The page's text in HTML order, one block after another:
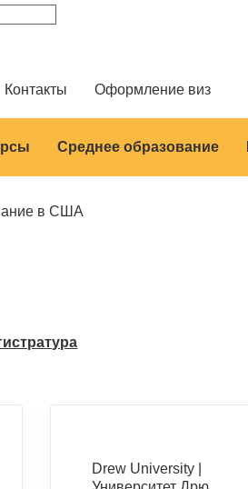
Контакты Оформление виз
Среднее образование
в США
Drew University |